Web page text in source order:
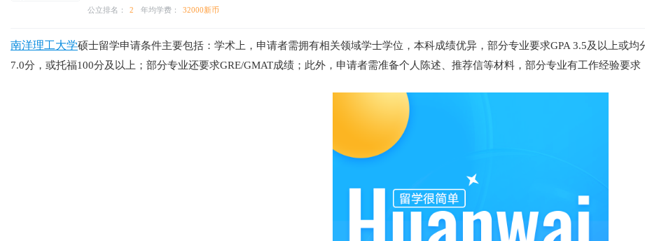
公立排名：
2 年均学费： 32000新币
南洋理工大学硕士留学申请条件主要包括：学术上，申请者需拥有相关领域学士学位，本科成绩优异，部分专业要求GPA 3.5及以上或
7.0分，或托福100分及以上；部分专业还要求GRE/GMAT成绩；此外，申请者需准备个人陈述、推荐信等材料，部分专业有工作经验要求